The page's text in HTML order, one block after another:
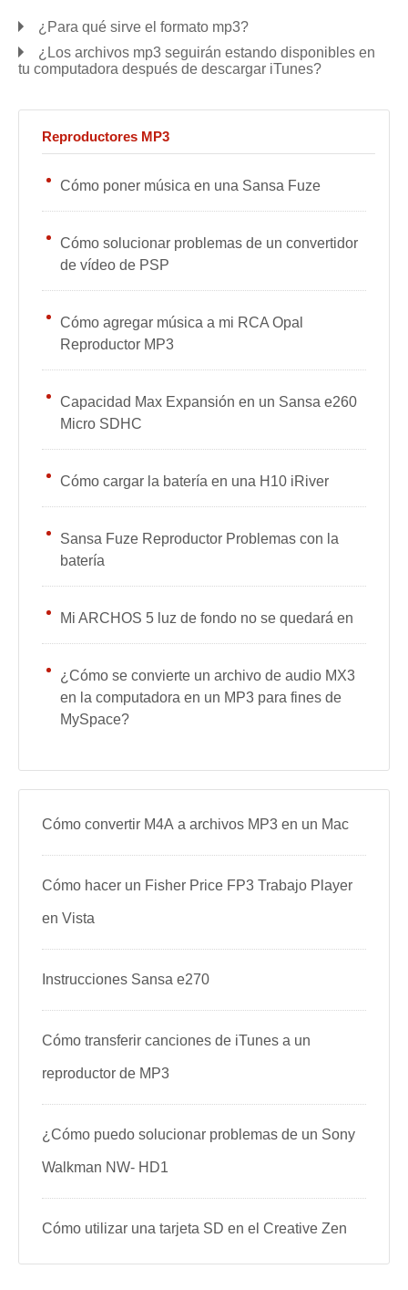
¿Para qué sirve el formato mp3?
¿Los archivos mp3 seguirán estando disponibles en
tu computadora después de descargar iTunes?
Reproductores MP3
Cómo poner música en una Sansa Fuze
Cómo solucionar problemas de un convertidor
de vídeo de PSP
Cómo agregar música a mi RCA Opal
Reproductor MP3
Capacidad Max Expansión en un Sansa e260
Micro SDHC
Cómo cargar la batería en una H10 iRiver
Sansa Fuze Reproductor Problemas con la
batería
Mi ARCHOS 5 luz de fondo no se quedará en
¿Cómo se convierte un archivo de audio MX3
en la computadora en un MP3 para fines de
MySpace?
Cómo convertir M4A a archivos MP3 en un Mac
Cómo hacer un Fisher Price FP3 Trabajo Player
en Vista
Instrucciones Sansa e270
Cómo transferir canciones de iTunes a un
reproductor de MP3
¿Cómo puedo solucionar problemas de un Sony
Walkman NW- HD1
Cómo utilizar una tarjeta SD en el Creative Zen